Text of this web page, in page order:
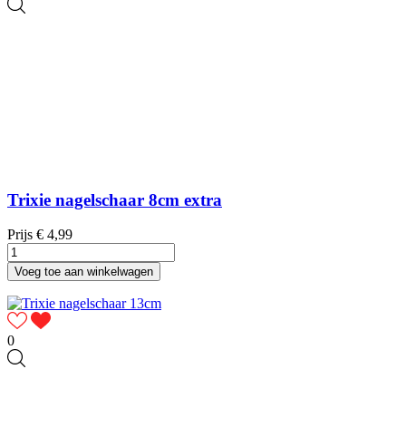
Trixie nagelschaar 8cm extra
Prijs € 4,99
Voeg toe aan winkelwagen
0